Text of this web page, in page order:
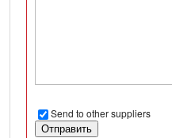
Send to other suppliers